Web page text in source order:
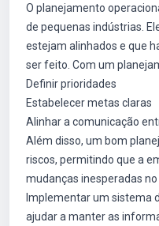
O planejamento
de pequenas indústrias.
estejam alinhados e que
ser feito. Com um
Definir prioridades
Estabelecer metas claras
Alinhar a comunicação
Além disso, um bom
riscos, permitindo que a
mudanças inesperadas
Implementar um sistema
ajudar a manter as